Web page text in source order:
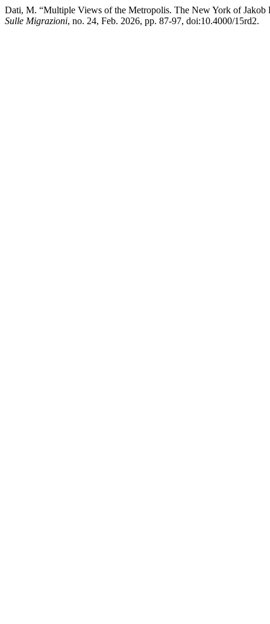
Dati, M. “Multiple Views of the Metropolis. The New York of Jakob
Sulle Migrazioni, no. 24, Feb. 2026, pp. 87-97, doi:10.4000/15rd2.